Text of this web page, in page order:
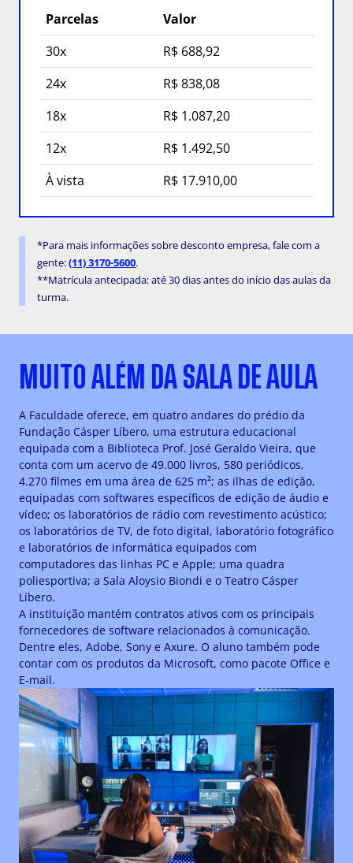
Parcelas
Valor
30x
R$ 688,92
24x
R$ 838,08
18x
R$ 1.087,20
12x
R$ 1.492,50
À vista
R$ 17.910,00
*Para mais informações sobre desconto empresa, fale com a
gente:(11) 3170-5600.
**Matrícula antecipada: até 30 dias antes do início das aulas da
turma.
MUITO ALÉM DA SALA DE AULA
A Faculdade oferece, em quatro andares do prédio da
Fundação Cásper Líbero, uma estrutura educacional
equipada com a Biblioteca Prof. José Geraldo Vieira, que
conta com um acervo de 49.000 livros, 580 periódicos,
4.270 filmes em uma área de 625 m²; as ilhas de edição,
equipadas com softwares específicos de edição de áudio e
vídeo; os laboratórios de rádio com revestimento acústico;
os laboratórios de TV, de foto digital, laboratório fotográfico
e laboratórios de informática equipados com
computadores das linhas PC e Apple; uma quadra
poliesportiva; a Sala Aloysio Biondi e o Teatro Cásper
Líbero.
A instituição mantém contratos ativos com os principais
fornecedores de software relacionados à comunicação.
Dentre eles, Adobe, Sony e Axure. O aluno também pode
contar com os produtos da Microsoft, como pacote Office e
E-mail.